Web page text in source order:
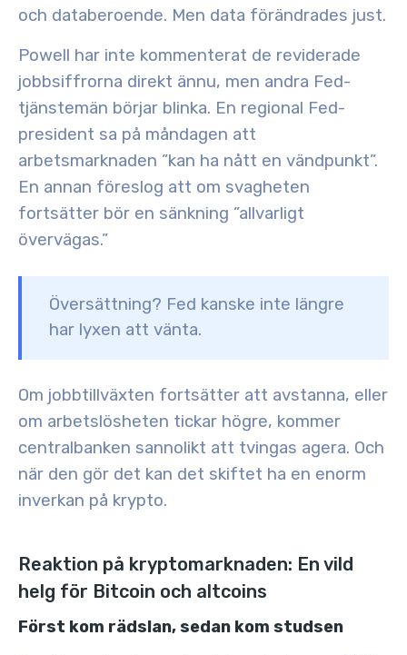
och databeroende. Men data förändrades just.
Powell har inte kommenterat de reviderade
jobbsiffrorna direkt ännu, men andra Fed-
tjänstemän börjar blinka. En regional Fed-
president sa på måndagen att
arbetsmarknaden ”kan ha nått en vändpunkt”.
En annan föreslog att om svagheten
fortsätter bör en sänkning ”allvarligt
övervägas.”
Översättning? Fed kanske inte längre
har lyxen att vänta.
Om jobbtillväxten fortsätter att avstanna, eller
om arbetslösheten tickar högre, kommer
centralbanken sannolikt att tvingas agera. Och
när den gör det kan det skiftet ha en enorm
inverkan på krypto.
Reaktion på kryptomarknaden: En vild
helg för Bitcoin och altcoins
Först kom rädslan, sedan kom studsen